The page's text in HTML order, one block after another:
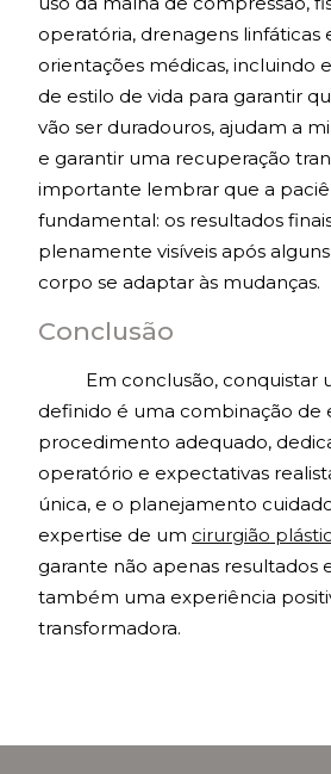
operatória, drenagens linfáticas
orientações médicas, incluindo
de estilo de vida para garantir
vão ser duradouros, ajudam a
e garantir uma recuperação
importante lembrar que a
fundamental: os resultados
plenamente visíveis após
corpo se adaptar às mudanças.
Conclusão
Em conclusão, conquistar
definido é uma combinação de
procedimento adequado,
operatório e expectativas
única, e o planejamento
expertise de um cirurgião
garante não apenas resultados
também uma experiência
transformadora.